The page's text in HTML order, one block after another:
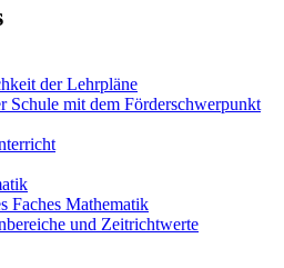
der Lehrpläne
Schule mit dem Förderschwerpunkt
Faches Mathematik
und Zeitrichtwerte